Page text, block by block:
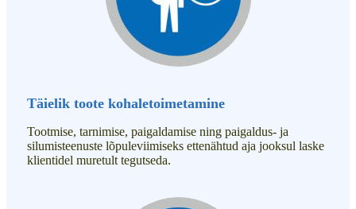
Täielik toote kohaletoimetamine
Tootmise, tarnimise, paigaldamise ning paigaldus- ja
silumisteenuste lõpuleviimiseks ettenähtud aja jooksul laske
klientidel muretult tegutseda.